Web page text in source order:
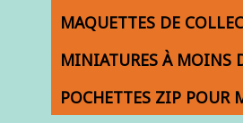
MAQUETTES DE
MINIATURES À MOINS
POCHETTES ZIP POUR